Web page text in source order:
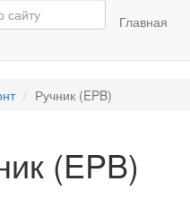
Главная
⁠Ручник (EPB)
(EPB)